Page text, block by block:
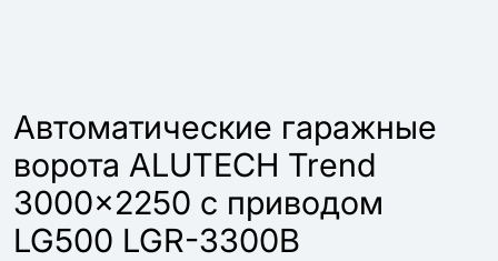
Автоматические гаражные
ворота ALUTECH Trend
3000×2250 с приводом
LG500 LGR-3300B